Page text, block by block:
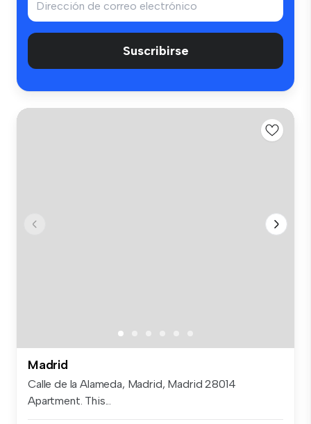
Suscribirse
Madrid
Calle de la Alameda, Madrid, Madrid 28014
Apartment. This...